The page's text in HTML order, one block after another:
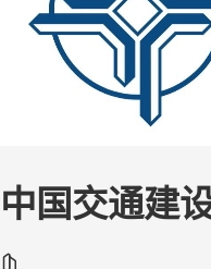
中国交通建